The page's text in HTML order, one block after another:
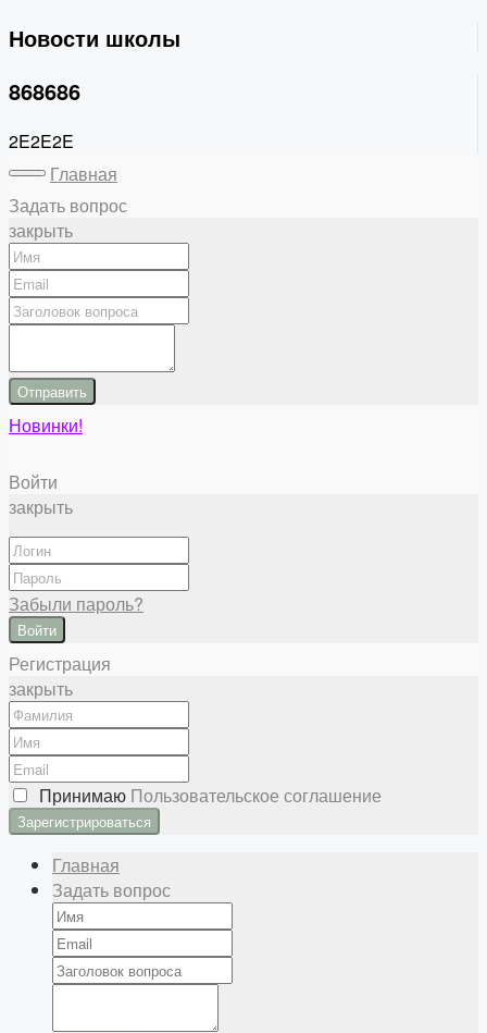
Новости школы
868686
2E2E2E
Главная
Задать вопрос
закрыть
Отправить
Новинки!
Войти
закрыть
Забыли пароль?
Войти
Регистрация
закрыть
Принимаю Пользовательское соглашение
Главная
Задать вопрос